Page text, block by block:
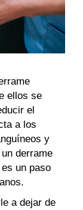
ellos se
el
a los
y
derrame
un paso
a dejar de